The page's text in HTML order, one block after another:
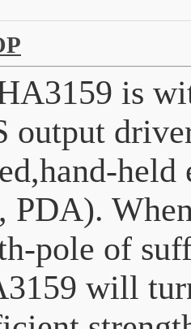
is
output
held
PDA).
pole of
will